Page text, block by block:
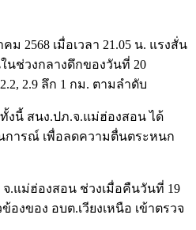
2568 เมื่อเวลา 21.05 น. แรงสั่น
นช่วงกลางดึกของวันที่ 20
2.9 ลึก 1 กม. ตามลำดับ
งนี้ สนง.ปภ.จ.แม่ฮ่องสอน ได้
การณ์ เพื่อลดความตื่นตระหนก
.แม่ฮ่องสอน ช่วงเมื่อคืนวันที่ 19
งของ อบต.เวียงเหนือ เข้าตรวจ